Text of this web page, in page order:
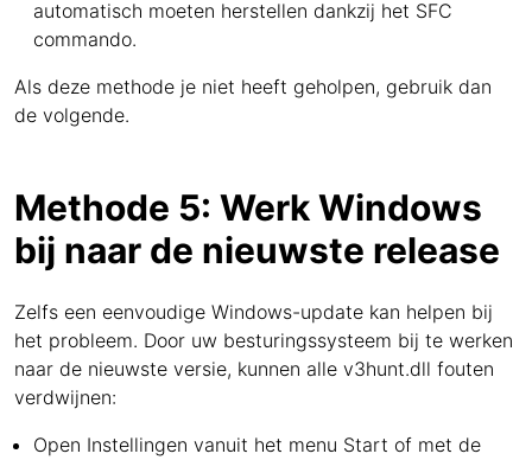
automatisch moeten herstellen dankzij het SFC
commando.
Als deze methode je niet heeft geholpen, gebruik dan
de volgende.
Methode 5: Werk Windows
bij naar de nieuwste release
Zelfs een eenvoudige Windows-update kan helpen bij
het probleem. Door uw besturingssysteem bij te werken
naar de nieuwste versie, kunnen alle v3hunt.dll fouten
verdwijnen:
Open Instellingen vanuit het menu Start of met de